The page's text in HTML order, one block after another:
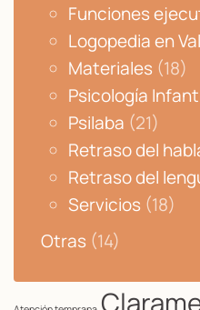
Funciones
Logopedia en
Materiales (18)
Psicología
Psilaba (21)
Retraso del
Retraso del
Servicios (18)
Otras (14)